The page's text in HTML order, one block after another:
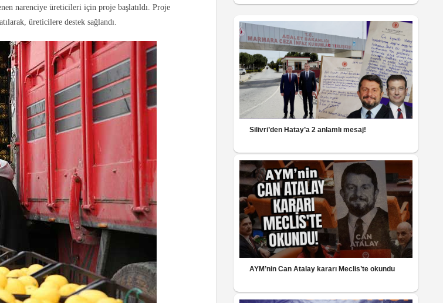
narenciye üreticileri için proje başlatıldı. Proje
üreticilere destek sağlandı.
Silivri’den Hatay’a 2 anlamlı mesaj!
AYM’nin Can Atalay kararı Meclis’te okundu